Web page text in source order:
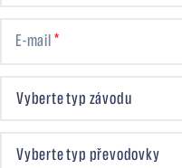
E-mail
Vyberte typ závodu
Vyberte typ převodovky